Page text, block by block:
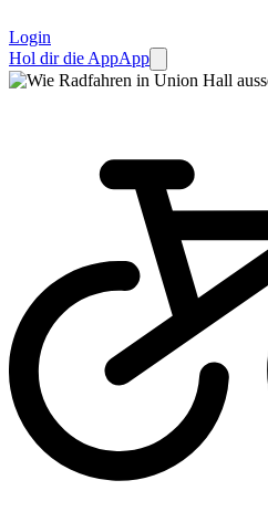
Login
Hol dir die AppApp